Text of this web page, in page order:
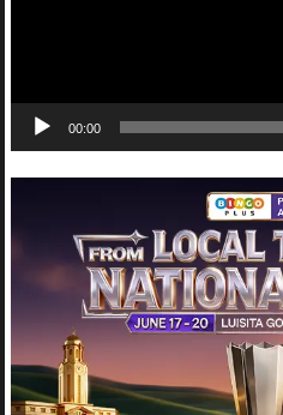
00:00